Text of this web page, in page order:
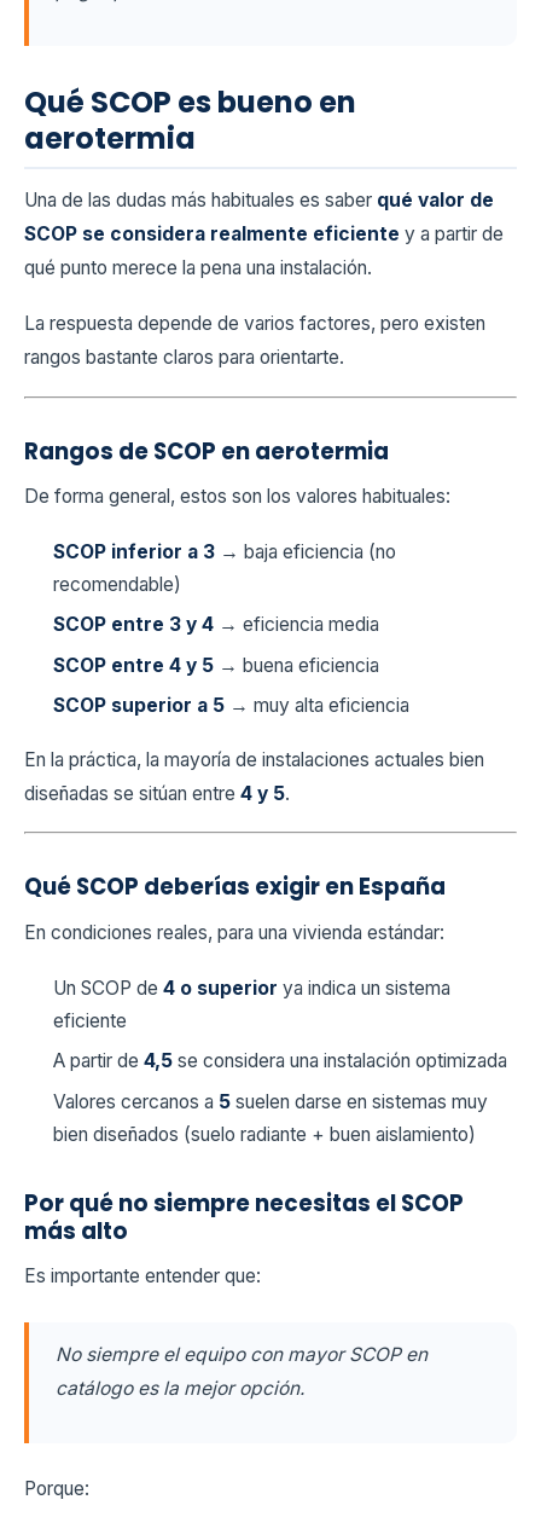
Qué SCOP es bueno en
aerotermia
Una de las dudas más habituales es saber qué valor de
SCOP se considera realmente eficiente y a partir de
qué punto merece la pena una instalación.
La respuesta depende de varios factores, pero existen
rangos bastante claros para orientarte.
Rangos de SCOP en aerotermia
De forma general, estos son los valores habituales:
SCOP inferior a 3 → baja eficiencia (no
recomendable)
SCOP entre 3 y 4 → eficiencia media
SCOP entre 4 y 5 → buena eficiencia
SCOP superior a 5 → muy alta eficiencia
En la práctica, la mayoría de instalaciones actuales bien
diseñadas se sitúan entre 4 y 5.
Qué SCOP deberías exigir en España
En condiciones reales, para una vivienda estándar:
Un SCOP de 4 o superior ya indica un sistema
eficiente
A partir de 4,5 se considera una instalación optimizada
Valores cercanos a 5 suelen darse en sistemas muy
bien diseñados (suelo radiante + buen aislamiento)
Por qué no siempre necesitas el SCOP
más alto
Es importante entender que:
No siempre el equipo con mayor SCOP en
catálogo es la mejor opción.
Porque: